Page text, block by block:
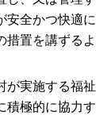
安全かつ快適に
措置を講ずるよ
が実施する福祉
積極的に協力す